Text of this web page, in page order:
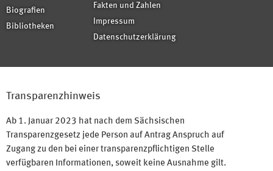
Biografien
Bibliotheken
Fakten und Zahlen
Impressum
Datenschutzerklärung
Transparenzhinweis
Ab 1. Januar 2023 hat nach dem Sächsischen
Transparenzgesetz jede Person auf Antrag Anspruch auf
Zugang zu den bei einer transparenzpflichtigen Stelle
verfügbaren Informationen, soweit keine Ausnahme gilt.